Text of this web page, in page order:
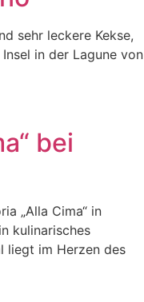
sehr leckere Kekse,
in der Lagune von
bei
„Alla Cima“ in
kulinarisches
liegt im Herzen des